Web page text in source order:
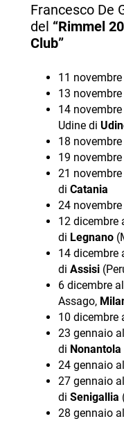
Francesco De
del “Rimmel
Club”
11
13
14
Udine di
18
19
21
di Catania
24
12 dicembre
di Legnano
14 dicembre
di Assisi
6 dicembre
Assago,
10 dicembre
23 gennaio
di Nonantola
24 gennaio
27 gennaio
di Senigallia
28 gennaio